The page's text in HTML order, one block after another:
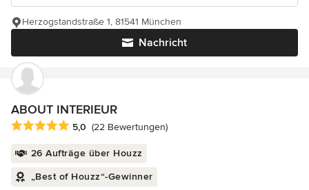
Nachricht
Herzogstandstraße 1, 81541 München
ABOUT INTERIEUR
Durchschnittliche Bewertung: 5 von 5 Sternen
5,0 (22 Bewertungen)
26 Aufträge über Houzz
„Best of Houzz“-Gewinner